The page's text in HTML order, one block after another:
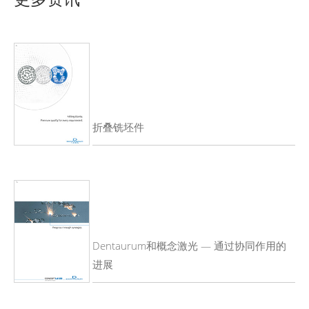
折叠铣坯件
Dentaurum和概念激光 — 通过协同作用的
进展